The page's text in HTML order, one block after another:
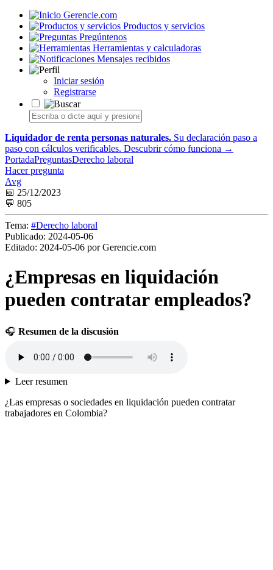
Gerencie.com
Productos y servicios
Pregúntenos
Herramientas y calculadoras
Mensajes recibidos
Iniciar sesión
Registrarse
Liquidador de renta personas naturales. Su declaración paso a
paso con cálculos verificables. Descubrir cómo funciona →
PortadaPreguntasDerecho laboral
Hacer pregunta
Avg
📅 25/12/2023
💬 805
Tema: #Derecho laboral
Publicado: 2024-05-06
Editado: 2024-05-06 por Gerencie.com
¿Empresas en liquidación
pueden contratar empleados?
🎧 Resumen de la discusión
Leer resumen
¿Las empresas o sociedades en liquidación pueden contratar
trabajadores en Colombia?